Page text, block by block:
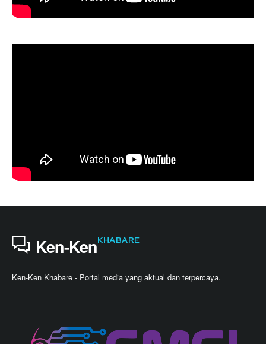
Ken-KenKHABARE
Ken-Ken Khabare - Portal media yang aktual dan terpercaya.